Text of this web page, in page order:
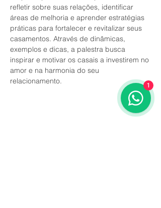
refletir sobre suas relações, identificar
áreas de melhoria e aprender estratégias
práticas para fortalecer e revitalizar seus
casamentos. Através de dinâmicas,
exemplos e dicas, a palestra busca
inspirar e motivar os casais a investirem no
amor e na harmonia do seu
relacionamento.
1